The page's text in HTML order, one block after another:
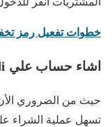
خطوات تفعيل رمز
اشاء حساب علي Cmxa saudi
حيث من الضروري
تسهل عملية الشراء